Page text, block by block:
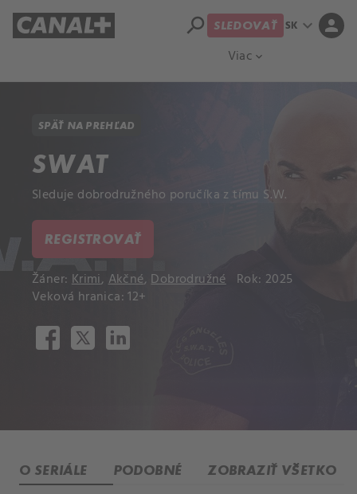
Viac expand_more
search SLEDOVAŤ SK expand_more person
SPÄŤ NA PREHĽAD
SWAT
Sleduje dobrodružného poručíka z tímu S.W.
REGISTROVAŤ
Žáner: Krimi, Akčné,Dobrodružné Rok: 2025
Veková hranica: 12+
O SERIÁLE PODOBNÉ ZOBRAZIŤ VŠETKO